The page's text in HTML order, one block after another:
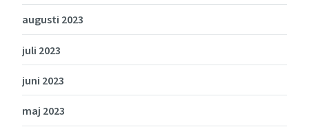
augusti 2023
juli 2023
juni 2023
maj 2023